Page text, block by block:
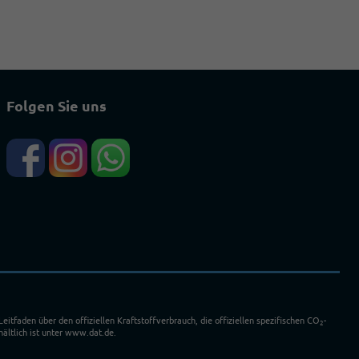
Folgen Sie uns
über den offiziellen Kraftstoffverbrauch, die offiziellen spezifischen CO2-
ist unter www.dat.de.